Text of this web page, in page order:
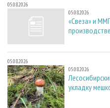
05.08.2026
05.08.2026
«Свеза» и
05.08.2026
05.08.2026
укладку